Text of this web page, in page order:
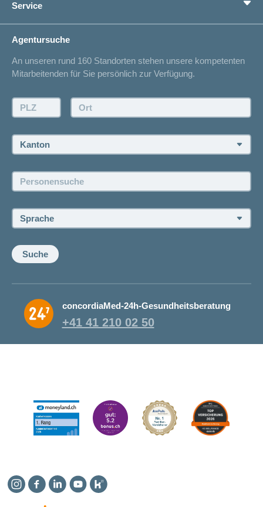
Ich suche eine Versicherung für
Lebenssituation
Sparen bei der Versicherung
Gesundheitskompass
concordiaMed
Service
Spitalliste
Unfallmeldung
Offertanfrage
Rückruf anfordern
Offene Stellen
Agentursuche
An unseren rund 160 Standorten stehen unsere kompetenten
Mitarbeitenden für Sie persönlich zur Verfügung.
PLZ: Ort:
Kanton:
Personensuche:
Sprache:
Suche
concordiaMed-24h-Gesundheitsberatung
+41 41 210 02 50
Instagram
Facebook
LinkedinYouTube
Kununu